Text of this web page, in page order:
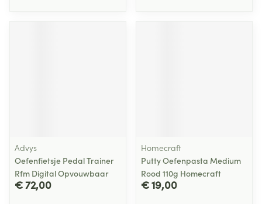
Advys
Oefenfietsje Pedal Trainer
Rfm Digital Opvouwbaar
€ 72,00
Homecraft
Putty Oefenpasta Medium
Rood 110g Homecraft
€ 19,00